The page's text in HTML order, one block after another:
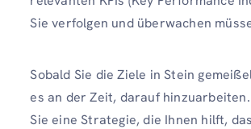
Sie verfolgen und überwachen
Sobald Sie die Ziele in Stein
es an der Zeit, darauf
Sie eine Strategie, die Ihnen hilft,